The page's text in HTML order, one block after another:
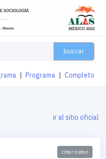
buscar
Programa Completo
ir al sitio oficial
crear nuevo